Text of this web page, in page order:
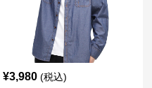
¥3,980 (税込)